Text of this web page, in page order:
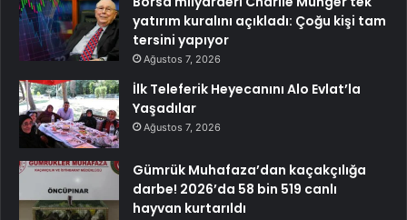
yatırım kuralını açıkladı: Çoğu kişi tam
tersini yapıyor
Ağustos 7, 2026
İlk Teleferik Heyecanını Alo Evlat’la
Yaşadılar
Ağustos 7, 2026
Gümrük Muhafaza’dan kaçakçılığa
darbe! 2026’da 58 bin 519 canlı
hayvan kurtarıldı